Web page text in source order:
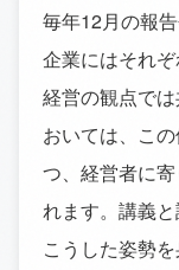
毎年12月の報
企業にはそれ
経営の観点で
おいては、こ
つ、経営者に
れます。講義
こうした姿勢